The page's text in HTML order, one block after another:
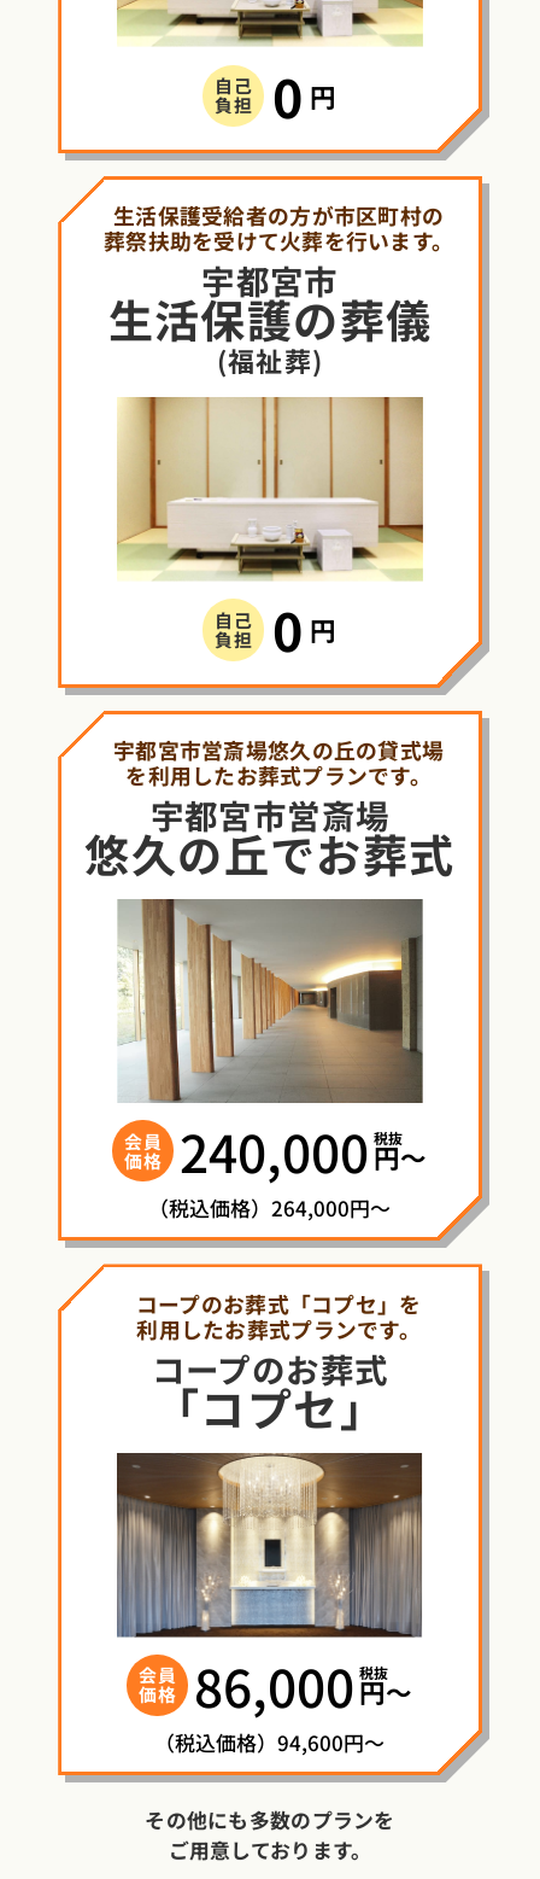
自己
負担 0 円
生活保護受給者の方が市区町村の
葬祭扶助を受けて火葬を行います。
宇都宮市
生活保護の葬儀
(福祉葬)
自己
負担 0 円
宇都宮市営斎場悠久の丘の貸式場
を利用したお葬式プランです。
宇都宮市営斎場
悠久の丘でお葬式
会員
価格 240,000 税抜
円〜
（税込価格）264,000円～
コープのお葬式「コプセ」を
利用したお葬式プランです。
コープのお葬式
「コプセ」
会員
価格 86,000 税抜
円〜
（税込価格）94,600円～
その他にも多数のプランを
ご用意しております。